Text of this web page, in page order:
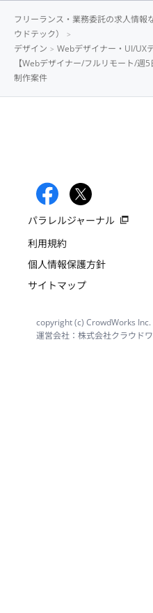
フリーランス・業務委託の求人情報
ウドテック）
デザイン
Webデザイナー・UI/UX
【Webデザイナー/フルリモート/週
制作案件
パラレルジャーナル
利用規約
個人情報保護方針
サイトマップ
copyright (c) CrowdWorks
運営会社：株式会社クラウド